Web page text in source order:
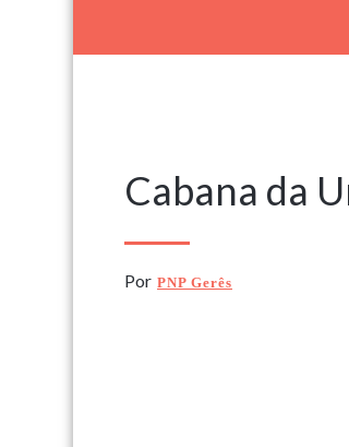
Cabana da
Por PNP Gerês